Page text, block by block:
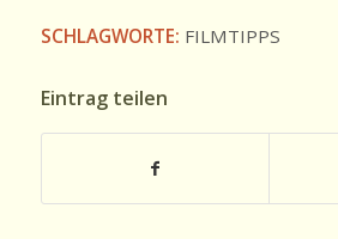
SCHLAGWORTE: FILMTIPPS
Eintrag teilen